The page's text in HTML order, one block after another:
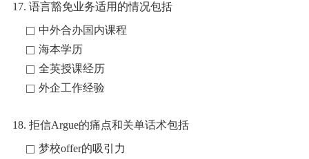
17. 语言豁免业务适用的情况包括
中外合办国内课程
海本学历
全英授课经历
外企工作经验
18. 拒信Argue的痛点和关单话术包括
梦校offer的吸引力